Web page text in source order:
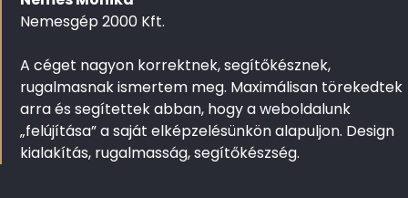
Nemesgép 2000 Kft.
A céget nagyon korrektnek, segítőkésznek,
rugalmasnak ismertem meg. Maximálisan törekedtek
arra és segítettek abban, hogy a weboldalunk
„felújítása” a saját elképzelésünkön alapuljon. Design
kialakítás, rugalmasság, segítőkészség.